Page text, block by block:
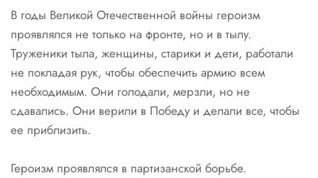
В годы Великой Отечественной войны героизм
проявлялся не только на фронте, но и в тылу.
Труженики тыла, женщины, старики и дети, работали
не покладая рук, чтобы обеспечить армию всем
необходимым. Они голодали, мерзли, но не
сдавались. Они верили в Победу и делали все, чтобы
ее приблизить.
Героизм проявлялся в партизанской борьбе.